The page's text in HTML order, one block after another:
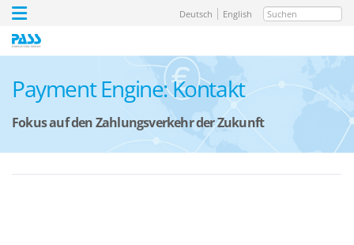
Suchen
Deutsch English
Payment Engine: Kontakt
Fokus auf den Zahlungsverkehr der Zukunft